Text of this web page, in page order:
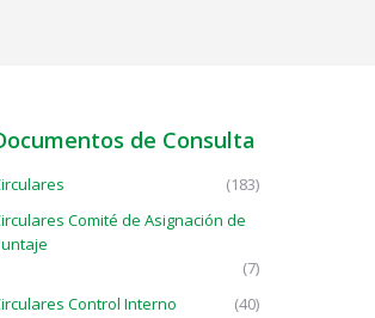
de Consulta
(183)
Comité de Asignación de
(7)
Control Interno
(40)